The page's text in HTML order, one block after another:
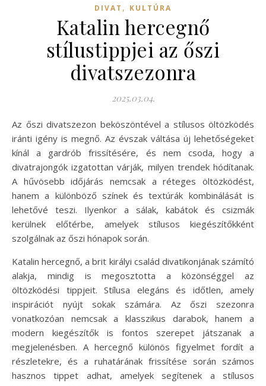
DIVAT , KULTÚRA
Katalin hercegnő
stílustippjei az őszi
divatszezonra
2025.03.04.
Az őszi divatszezon beköszöntével a stílusos öltözködés
iránti igény is megnő. Az évszak váltása új lehetőségeket
kínál a gardrób frissítésére, és nem csoda, hogy a
divatrajongók izgatottan várják, milyen trendek hódítanak.
A hűvösebb időjárás nemcsak a réteges öltözködést,
hanem a különböző színek és textúrák kombinálását is
lehetővé teszi. Ilyenkor a sálak, kabátok és csizmák
kerülnek előtérbe, amelyek stílusos kiegészítőkként
szolgálnak az őszi hónapok során.
Katalin hercegnő, a brit királyi család divatikonjának számító
alakja, mindig is megosztotta a közönséggel az
öltözködési tippjeit. Stílusa elegáns és időtlen, amely
inspirációt nyújt sokak számára. Az őszi szezonra
vonatkozóan nemcsak a klasszikus darabok, hanem a
modern kiegészítők is fontos szerepet játszanak a
megjelenésben. A hercegnő különös figyelmet fordít a
részletekre, és a ruhatárának frissítése során számos
hasznos tippet adhat, amelyek segítenek a stílusos